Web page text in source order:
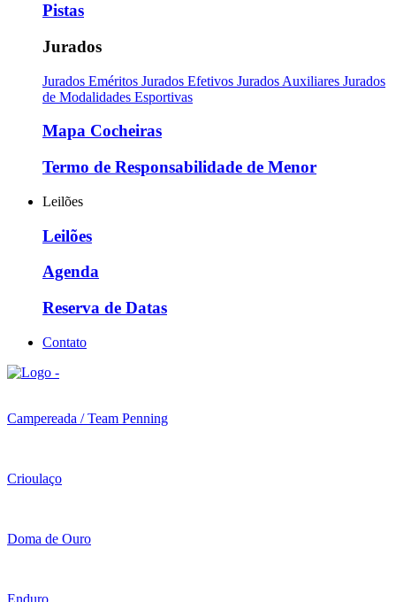
Pistas
Jurados
Jurados Eméritos Jurados Efetivos Jurados Auxiliares Jurados
de Modalidades Esportivas
Mapa Cocheiras
Termo de Responsabilidade de Menor
Leilões
Leilões
Agenda
Reserva de Datas
Contato
Campereada / Team Penning
Crioulaço
Doma de Ouro
Enduro